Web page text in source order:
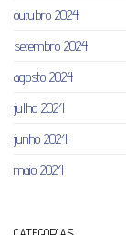
outubro 2024
setembro 2024
agosto 2024
julho 2024
junho 2024
maio 2024